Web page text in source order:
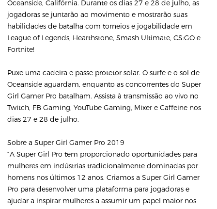
Oceanside, Califórnia. Durante os dias 27 e 28 de julho, as
jogadoras se juntarão ao movimento e mostrarão suas
habilidades de batalha com torneios e jogabilidade em
League of Legends, Hearthstone, Smash Ultimate, CS:GO e
Fortnite!
Puxe uma cadeira e passe protetor solar. O surfe e o sol de
Oceanside aguardam, enquanto as concorrentes do Super
Girl Gamer Pro batalham. Assista à transmissão ao vivo no
Twitch, FB Gaming, YouTube Gaming, Mixer e Caffeine nos
dias 27 e 28 de julho.
Sobre a Super Girl Gamer Pro 2019
“A Super Girl Pro tem proporcionado oportunidades para
mulheres em indústrias tradicionalmente dominadas por
homens nos últimos 12 anos. Criamos a Super Girl Gamer
Pro para desenvolver uma plataforma para jogadoras e
ajudar a inspirar mulheres a assumir um papel maior nos